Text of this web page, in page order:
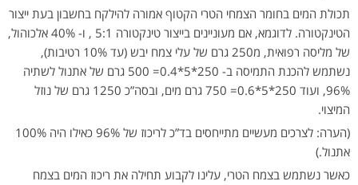
תכולת המים בחומר הצמחי הטרי הקטוף אמורה להילקח בחשבון בעת ייצור
הטינקטורה. לדוגמא, אם מעוניינים בייצור טינקטורה 5:1 , ו- 40% אלכוהול,
של מליסה רפואית, מ250 גרם של עלי צמח יבש (עד 10% רטיבות),
נשתמש להכנת התמיסה ב- 250*5*0.4= 500 גרם של אתנול לשתיה
96%, ועוד 250*5*0.6= 750 גרם מים, ובסה”כ 1250 גרם של נוזל
המיצוי.
(הערה: לצרכים מעשיים מתייחסים בד”כ לריכוז של 96% כאילו היה 100%
אתנול.)
כאשר נשתמש בצמח הטרי, עלינו לקבוע תחילה את ריכוז המים בצמח